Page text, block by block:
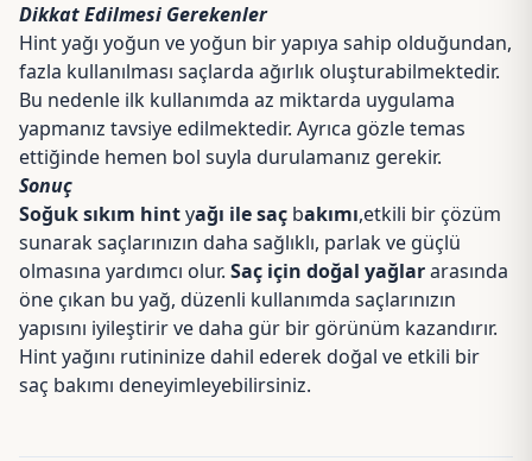
Dikkat Edilmesi Gerekenler
Hint yağı yoğun ve yoğun bir yapıya sahip olduğundan,
fazla kullanılması saçlarda ağırlık oluşturabilmektedir.
Bu nedenle ilk kullanımda az miktarda uygulama
yapmanız tavsiye edilmektedir. Ayrıca gözle temas
ettiğinde hemen bol suyla durulamanız gerekir.
Sonuç
Soğuk sıkım hintyağı ile saç bakımı,etkili bir çözüm
sunarak saçlarınızın daha sağlıklı, parlak ve güçlü
olmasına yardımcı olur. Saç için doğal yağlararasında
öne çıkan bu yağ, düzenli kullanımda saçlarınızın
yapısını iyileştirir ve daha gür bir görünüm kazandırır.
Hint yağını rutininize dahil ederek doğal ve etkili bir
saç bakımı deneyimleyebilirsiniz.